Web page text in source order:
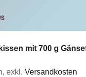
mit 700 g
, exkl. Versandkosten